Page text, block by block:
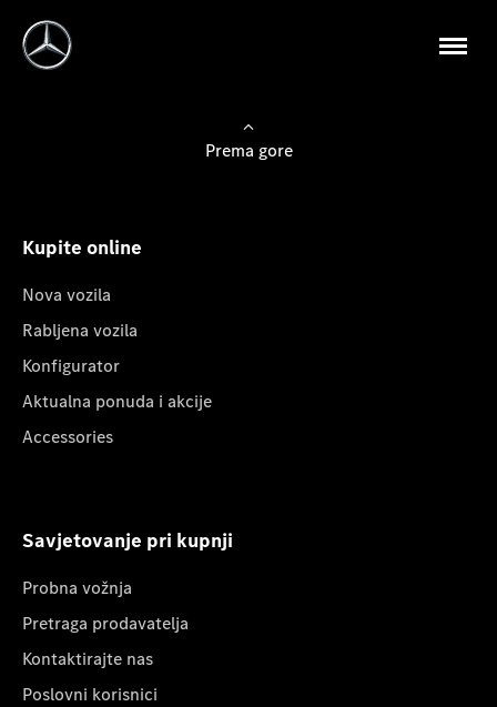
Prema gore
Kupite online
Nova vozila
Rabljena vozila
Konfigurator
Aktualna ponuda i akcije
Accessories
Savjetovanje pri kupnji
Probna vožnja
Pretraga prodavatelja
Kontaktirajte nas
Poslovni korisnici